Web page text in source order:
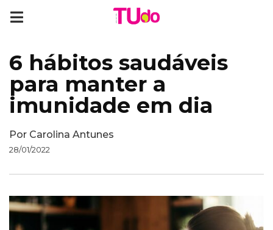
6 hábitos saudáveis
para manter a
imunidade em dia
Por Carolina Antunes
28/01/2022